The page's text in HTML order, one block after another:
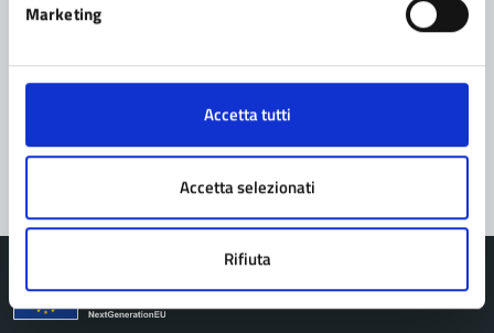
Marketing
Accetta tutti
Accetta selezionati
Rifiuta
Segnala disservizio